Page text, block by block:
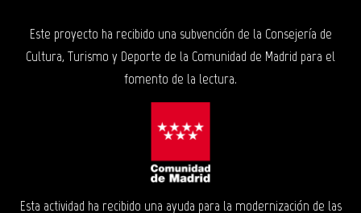
Este proyecto ha recibido una subvención de la Consejería de
Cultura, Turismo y Deporte de la Comunidad de Madrid para el
fomento de la lectura.
Esta actividad ha recibido una ayuda para la modernización de las